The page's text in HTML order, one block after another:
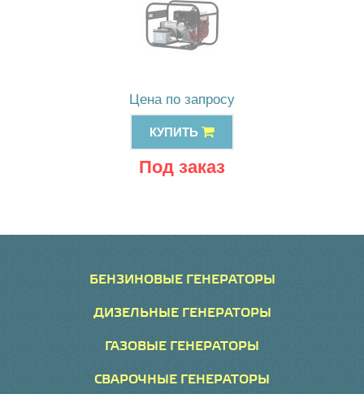
Цена по запросу
КУПИТЬ
Под заказ
БЕНЗИНОВЫЕ ГЕНЕРАТОРЫ
ДИЗЕЛЬНЫЕ ГЕНЕРАТОРЫ
ГАЗОВЫЕ ГЕНЕРАТОРЫ
СВАРОЧНЫЕ ГЕНЕРАТОРЫ